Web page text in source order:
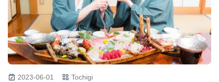
2023-06-01 Tochigi